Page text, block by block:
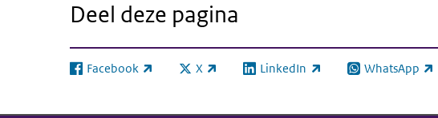
Deel deze pagina
Facebook
(externe link) X
(externe link) LinkedIn
(externe link) WhatsApp
(externe link)